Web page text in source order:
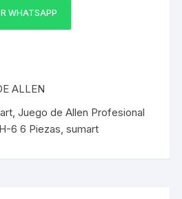
WHATSAPP
ALLEN
,Juego de Allen Profesional
6 6 Piezas ,sumart